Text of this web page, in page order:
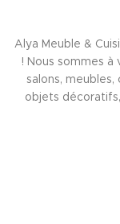
Alya Meuble &
! Nous sommes
salons, meubles,
objets